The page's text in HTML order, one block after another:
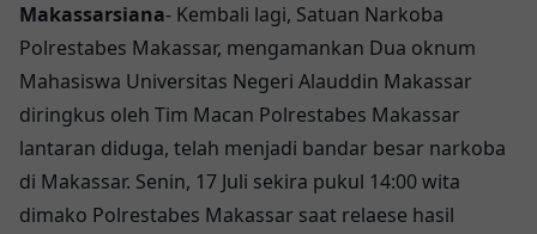
Makassarsiana- Kembali lagi, Satuan Narkoba
Polrestabes Makassar, mengamankan Dua oknum
Mahasiswa Universitas Negeri Alauddin Makassar
diringkus oleh Tim Macan Polrestabes Makassar
lantaran diduga, telah menjadi bandar besar narkoba
di Makassar. Senin, 17 Juli sekira pukul 14:00 wita
dimako Polrestabes Makassar saat relaese hasil